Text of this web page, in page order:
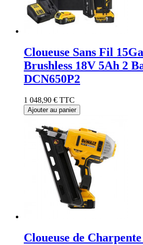
Cloueuse Sans Fil
Brushless 18V 5Ah 2
DCN650P2
1 048,90 € TTC
Ajouter au panier
Cloueuse de